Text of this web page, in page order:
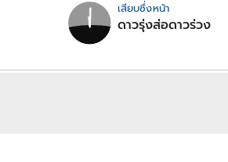
เสียบซึ่งหน้า
ดาวรุ่งส่อดาวร่วง